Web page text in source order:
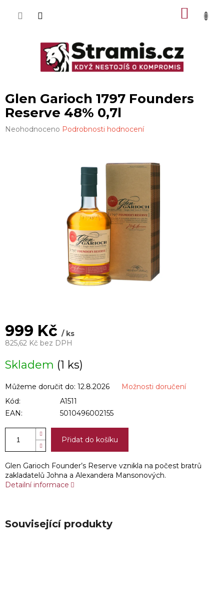
Glen Garioch 1797 Founders
Reserve 48% 0,7l
Průměrné
Neohodnoceno Podrobnosti hodnocení
999 Kč/ ks
825,62 Kč bez DPH
cena:
Skladem (1 ks)
Můžeme doručit do: 12.8.2026
Možnosti doručení
Kód:
A1511
EAN:
5010496002155
Přidat do košíku
Glen Garioch Founder’s Reserve vznikla na počest bratrů
zakladatelů Johna a Alexandera Mansonových.
Detailní informace
Související produkty